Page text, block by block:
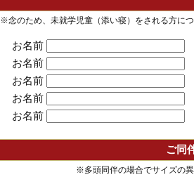
※念のため、未就学児童（添い寝）をされる方に
お名前
お名前
お名前
お名前
お名前
ご同
※多頭同伴の場合でサイズの